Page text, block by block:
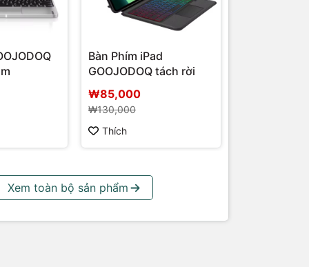
Bàn Phím iPad
GOOJODOQ tách rời
₩85,000
₩130,000
Thích
Xem toàn bộ sản phẩm